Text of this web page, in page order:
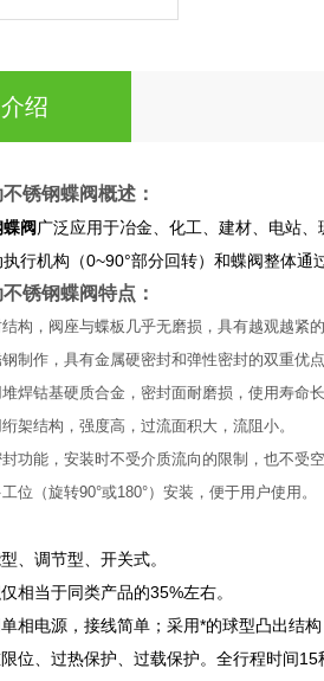
绍
锈钢蝶阀概述：
阀 广泛应用于冶金、化工、建材、电站
行机构（0~90°部分回转）和蝶阀整体通
锈钢蝶阀特点：
构，阀座与蝶板几乎无磨损，具有越观越紧的
制作，具有金属硬密封和弹性密封的双重优
焊钴基硬质合金，密封面耐磨损，使用寿命长
架结构，强度高，过流面积大，流阻小。
功能，安装时不受介质流向的限制，也不受
位（旋转90°或180°）安装，便于用户使用。
、调节型、开关式。
相当于同类产品的35%左右。
相电源，接线简单；采用*的球型凸出结
位、过热保护、过载保护。全行程时间15